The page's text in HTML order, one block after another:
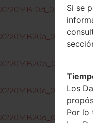
Si se
Los
Por lo